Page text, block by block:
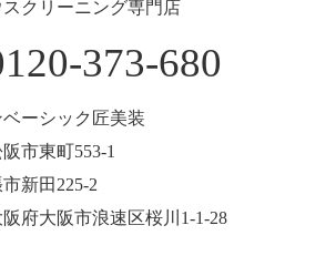
クリーニング専門店
373-680
ーシック匠美装
市東町553-1
新田225-2
府大阪市浪速区桜川1-1-28